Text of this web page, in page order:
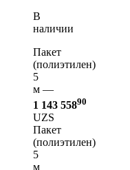
В
наличии
Пакет
(полиэтилен)
5
м —
1 143 55890
UZS
Пакет
(полиэтилен)
5
м